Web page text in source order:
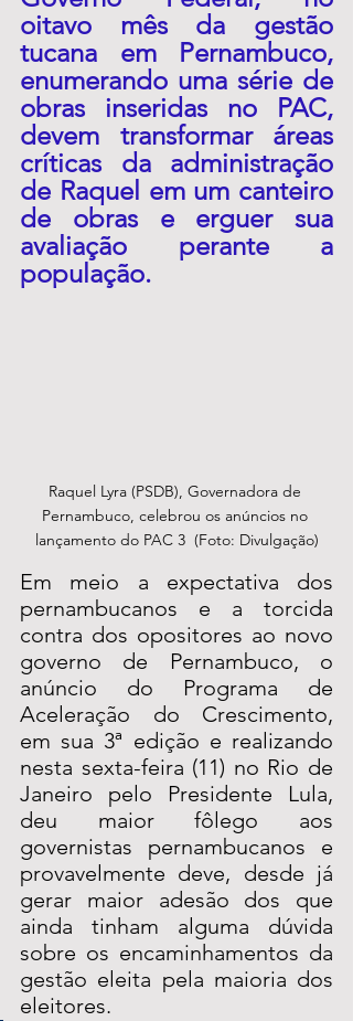
oitavo mês da gestão
tucana em Pernambuco,
enumerando uma série de
obras inseridas no PAC,
devem transformar áreas
críticas da administração
de Raquel em um canteiro
de obras e erguer sua
avaliação perante a
população.
Raquel Lyra (PSDB), Governadora de
Pernambuco, celebrou os anúncios no
lançamento do PAC 3  (Foto: Divulgação)
Em meio a expectativa dos
pernambucanos e a torcida
contra dos opositores ao novo
governo de Pernambuco, o
anúncio do Programa de
Aceleração do Crescimento,
em sua 3ª edição e realizando
nesta sexta-feira (11) no Rio de
Janeiro pelo Presidente Lula,
deu maior fôlego aos
governistas pernambucanos e
provavelmente deve, desde já
gerar maior adesão dos que
ainda tinham alguma dúvida
sobre os encaminhamentos da
gestão eleita pela maioria dos
eleitores.